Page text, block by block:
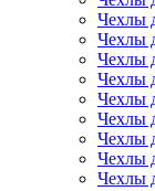
Чехлы
Чехлы
Чехлы
Чехлы
Чехлы
Чехлы
Чехлы
Чехлы
Чехлы